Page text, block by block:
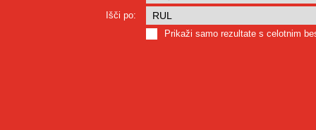
Išči po:
Prikaži samo rezultate s celotnim